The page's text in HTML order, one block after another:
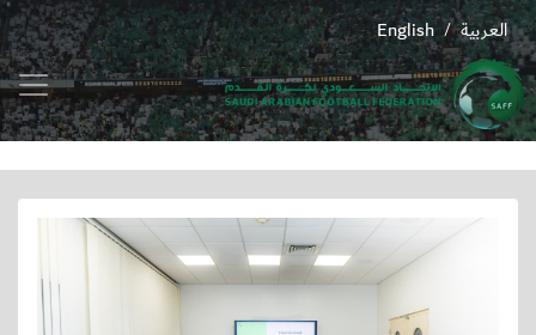
English / العربية